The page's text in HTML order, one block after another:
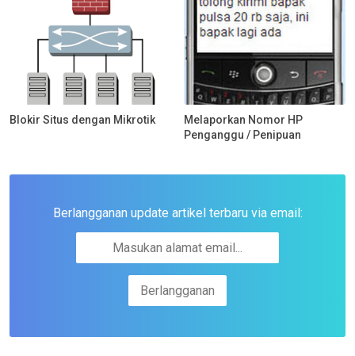
Blokir Situs dengan Mikrotik
Melaporkan Nomor HP
Penganggu / Penipuan
Berlangganan update artikel terbaru via email: